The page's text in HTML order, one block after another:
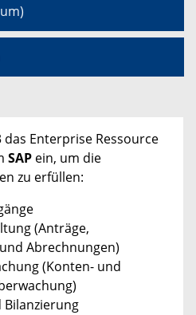
das Enterprise Ressource
SAP ein, um die
zu erfüllen:
(Anträge,
Abrechnungen)
(Konten- und